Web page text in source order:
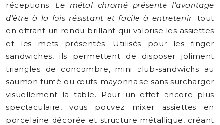
réceptions. Le métal chromé présente l’avantage
d’être à la fois résistant et facile à entretenir, tout
en offrant un rendu brillant qui valorise les assiettes
et les mets présentés. Utilisés pour les finger
sandwiches, ils permettent de disposer joliment
triangles de concombre, mini club-sandwichs au
saumon fumé ou œufs-mayonnaise sans surcharger
visuellement la table. Pour un effet encore plus
spectaculaire, vous pouvez mixer assiettes en
porcelaine décorée et structure métallique, créant